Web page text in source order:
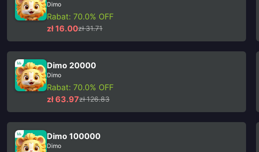
Dimo
Rabat: 70.0% OFF
zł 16.00zł 31.71
Dimo 20000
Dimo
Rabat: 70.0% OFF
zł 63.97zł 126.83
Dimo 100000
Dimo